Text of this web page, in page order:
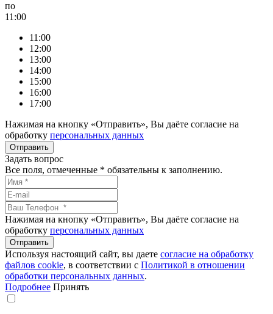
по
11:00
11:00
12:00
13:00
14:00
15:00
16:00
17:00
Нажимая на кнопку «Отправить», Вы даёте согласие на
обработку персональных данных
Задать вопрос
Все поля, отмеченные * обязательны к заполнению.
Нажимая на кнопку «Отправить», Вы даёте согласие на
обработку персональных данных
Используя настоящий сайт, вы даете согласие на обработку
файлов сookie, в соответствии с Политикой в отношении
обработки персональных данных.
Подробнее Принять